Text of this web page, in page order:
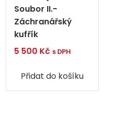
Soubor II.-
Záchranářský
kufřík
5 500 Kč s DPH
Přidat do košíku